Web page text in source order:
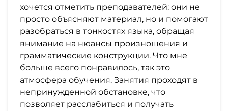
хочется отметить преподавателей: они не
просто объясняют материал, но и помогают
разобраться в тонкостях языка, обращая
внимание на нюансы произношения и
грамматические конструкции. Что мне
больше всего понравилось, так это
атмосфера обучения. Занятия проходят в
непринужденной обстановке, что
позволяет расслабиться и получать
Психология
и
саморазвитие
Прочее
Репетиторы